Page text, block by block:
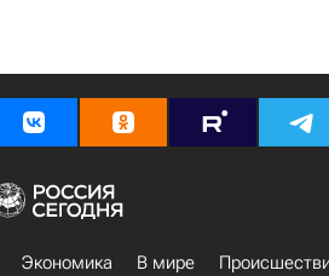
Экономика В мире